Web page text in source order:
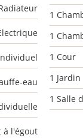
eau
à l'égout
1
1
1 Cour
1 Jardin
1 Salle